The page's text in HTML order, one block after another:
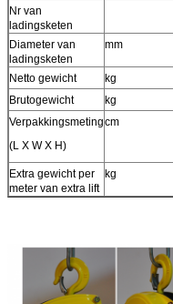
Nr van
ladingsketen
Diameter van
ladingsketen
mm
Netto gewicht kg
Brutogewicht
kg
Verpakkingsmeting
(L X W X H)
cm
Extra gewicht per
meter van extra lift
kg